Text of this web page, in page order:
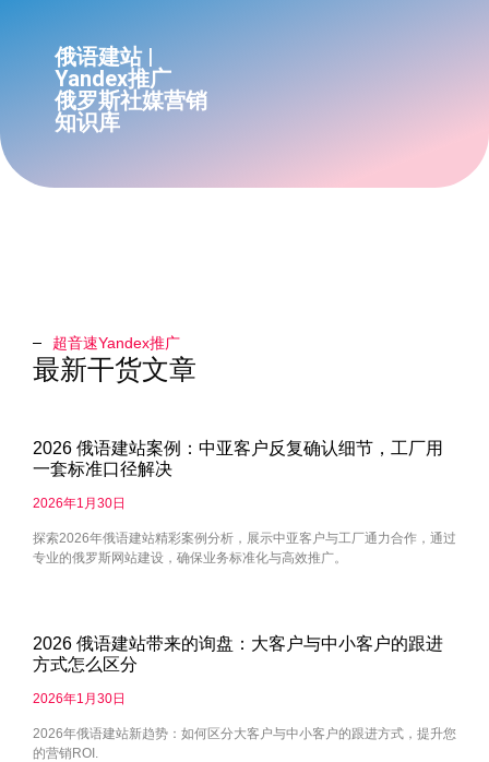
俄语建站 |
Yandex推广
俄罗斯社媒营销
知识库
超音速Yandex推广​
最新干货文章
2026 俄语建站案例：中亚客户反复确认细节，工厂用
一套标准口径解决
2026年1月30日
探索2026年俄语建站精彩案例分析，展示中亚客户与工厂通力合作，通过
专业的俄罗斯网站建设，确保业务标准化与高效推广。
2026 俄语建站带来的询盘：大客户与中小客户的跟进
方式怎么区分
2026年1月30日
2026年俄语建站新趋势：如何区分大客户与中小客户的跟进方式，提升您
的营销ROI.